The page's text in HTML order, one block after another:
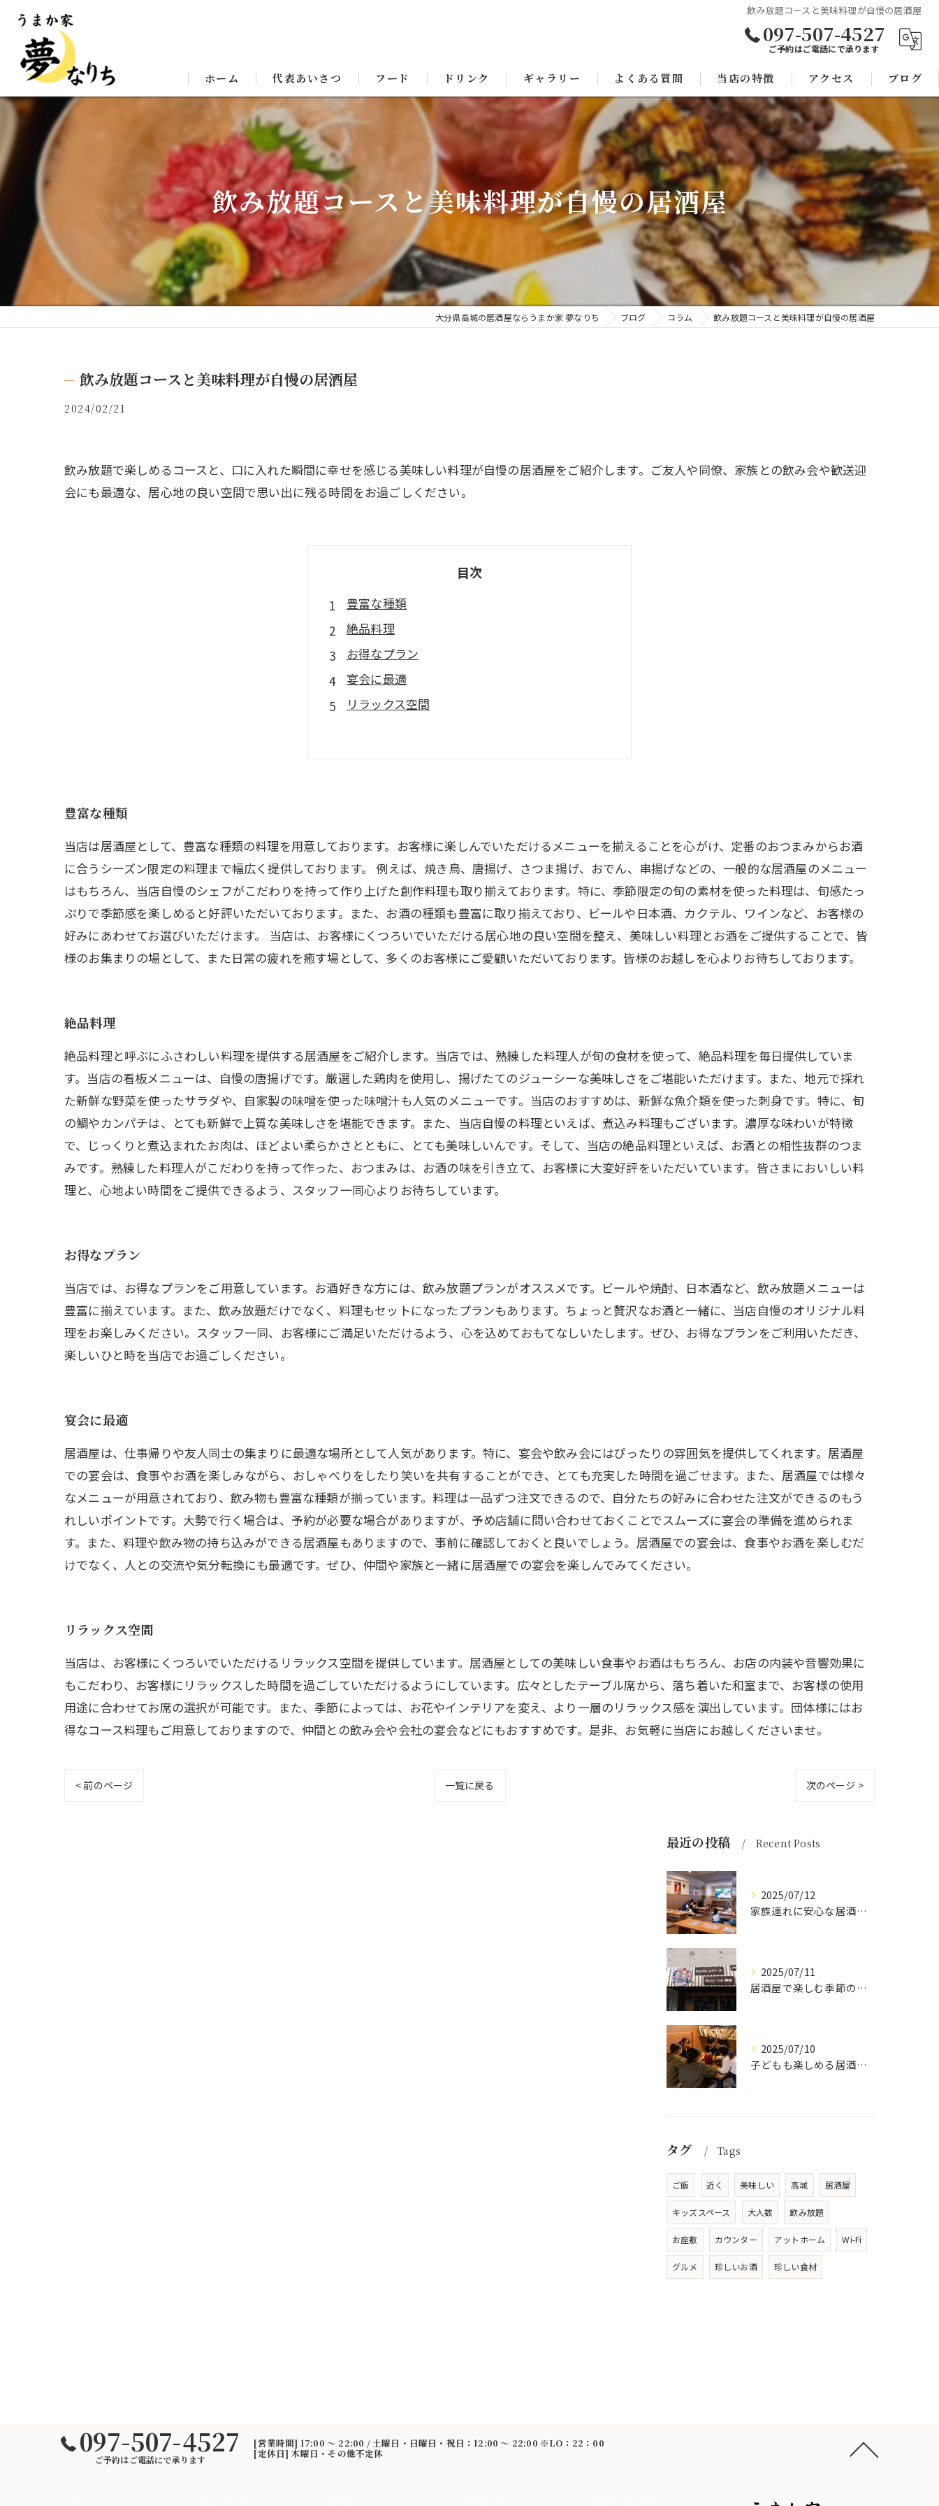
飲み放題コースと美味料理が自慢の居酒屋
097-507-4527
ご予約はご電話にで承ります
ホーム 代表あいさつ フード ドリンク ギャラリー よくある質問 当店の特徴
焼き鳥
宴会
子連れ
スポーツ観戦
モツ鍋
アクセス ブログ
コラム
飲み放題コースと美味料理が自慢の居酒屋
大分県高城の居酒屋ならうまか家 夢なりち ブログ コラム 飲み放題コースと美味料理が自慢の居酒屋
飲み放題コースと美味料理が自慢の居酒屋
2024/02/21
飲み放題で楽しめるコースと、口に入れた瞬間に幸せを感じる美味しい料理が自慢の居酒屋をご紹介します。ご友人や同僚、家族との飲み会や歓送迎
会にも最適な、居心地の良い空間で思い出に残る時間をお過ごしください。
目次
豊富な種類
絶品料理
お得なプラン
宴会に最適
リラックス空間
豊富な種類
当店は居酒屋として、豊富な種類の料理を用意しております。お客様に楽しんでいただけるメニューを揃えることを心がけ、定番のおつまみからお酒
に合うシーズン限定の料理まで幅広く提供しております。 例えば、焼き鳥、唐揚げ、さつま揚げ、おでん、串揚げなどの、一般的な居酒屋のメニュー
はもちろん、当店自慢のシェフがこだわりを持って作り上げた創作料理も取り揃えております。特に、季節限定の旬の素材を使った料理は、旬感たっ
ぷりで季節感を楽しめると好評いただいております。また、お酒の種類も豊富に取り揃えており、ビールや日本酒、カクテル、ワインなど、お客様の
好みにあわせてお選びいただけます。 当店は、お客様にくつろいでいただける居心地の良い空間を整え、美味しい料理とお酒をご提供することで、皆
様のお集まりの場として、また日常の疲れを癒す場として、多くのお客様にご愛顧いただいております。皆様のお越しを心よりお待ちしております。
絶品料理
絶品料理と呼ぶにふさわしい料理を提供する居酒屋をご紹介します。当店では、熟練した料理人が旬の食材を使って、絶品料理を毎日提供していま
す。当店の看板メニューは、自慢の唐揚げです。厳選した鶏肉を使用し、揚げたてのジューシーな美味しさをご堪能いただけます。また、地元で採れ
た新鮮な野菜を使ったサラダや、自家製の味噌を使った味噌汁も人気のメニューです。当店のおすすめは、新鮮な魚介類を使った刺身です。特に、旬
の鯛やカンパチは、とても新鮮で上質な美味しさを堪能できます。また、当店自慢の料理といえば、煮込み料理もございます。濃厚な味わいが特徴
で、じっくりと煮込まれたお肉は、ほどよい柔らかさとともに、とても美味しいんです。そして、当店の絶品料理といえば、お酒との相性抜群のつま
みです。熟練した料理人がこだわりを持って作った、おつまみは、お酒の味を引き立て、お客様に大変好評をいただいています。皆さまにおいしい料
理と、心地よい時間をご提供できるよう、スタッフ一同心よりお待ちしています。
お得なプラン
当店では、お得なプランをご用意しています。お酒好きな方には、飲み放題プランがオススメです。ビールや焼酎、日本酒など、飲み放題メニューは
豊富に揃えています。また、飲み放題だけでなく、料理もセットになったプランもあります。ちょっと贅沢なお酒と一緒に、当店自慢のオリジナル料
理をお楽しみください。スタッフ一同、お客様にご満足いただけるよう、心を込めておもてなしいたします。ぜひ、お得なプランをご利用いただき、
楽しいひと時を当店でお過ごしください。
宴会に最適
居酒屋は、仕事帰りや友人同士の集まりに最適な場所として人気があります。特に、宴会や飲み会にはぴったりの雰囲気を提供してくれます。居酒屋
での宴会は、食事やお酒を楽しみながら、おしゃべりをしたり笑いを共有することができ、とても充実した時間を過ごせます。また、居酒屋では様々
なメニューが用意されており、飲み物も豊富な種類が揃っています。料理は一品ずつ注文できるので、自分たちの好みに合わせた注文ができるのもう
れしいポイントです。大勢で行く場合は、予約が必要な場合がありますが、予め店舗に問い合わせておくことでスムーズに宴会の準備を進められま
す。また、料理や飲み物の持ち込みができる居酒屋もありますので、事前に確認しておくと良いでしょう。居酒屋での宴会は、食事やお酒を楽しむだ
けでなく、人との交流や気分転換にも最適です。ぜひ、仲間や家族と一緒に居酒屋での宴会を楽しんでみてください。
リラックス空間
当店は、お客様にくつろいでいただけるリラックス空間を提供しています。居酒屋としての美味しい食事やお酒はもちろん、お店の内装や音響効果に
もこだわり、お客様にリラックスした時間を過ごしていただけるようにしています。広々としたテーブル席から、落ち着いた和室まで、お客様の使用
用途に合わせてお席の選択が可能です。また、季節によっては、お花やインテリアを変え、より一層のリラックス感を演出しています。団体様にはお
得なコース料理もご用意しておりますので、仲間との飲み会や会社の宴会などにもおすすめです。是非、お気軽に当店にお越しくださいませ。
< 前のページ 一覧に戻る 次のページ >
最近の投稿 Recent Posts
2025/07/12
家族連れに安心な居酒屋体験
2025/07/11
居酒屋で楽しむ季節の味覚と生中継スポーツ観戦
2025/07/10
子どもも楽しめる居酒屋の魅力
タグ Tags
ご飯 近く 美味しい 高城 居酒屋
キッズスペース 大人数 飲み放題
お座敷 カウンター アットホーム Wi-Fi
グルメ 珍しいお酒 珍しい食材
097-507-4527
ご予約はご電話にで承ります
[営業時間] 17:00 〜 22:00 / 土曜日・日曜日・祝日：12:00 〜 22:00 ※LO：22：00
[定休日] 木曜日・その他不定休